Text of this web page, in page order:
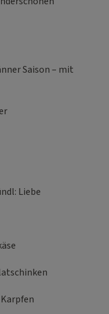
Saison – mit
Liebe